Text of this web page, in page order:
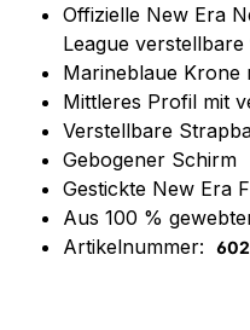
Offizielle New Era
League verstellbare
Marineblaue Krone
Mittleres Profil mit
Verstellbare
Gebogener Schirm
Gestickte New Era
Aus 100 %
Artikelnummer: